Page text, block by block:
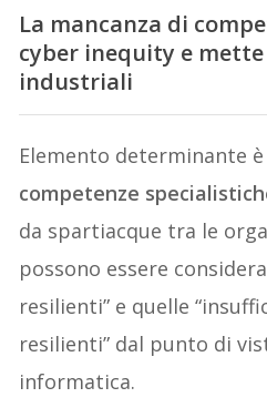
La mancanza di
cyber inequity e
industriali
Elemento determinante è
competenze
da spartiacque tra le
possono essere
resilienti” e quelle
resilienti” dal punto di
informatica.